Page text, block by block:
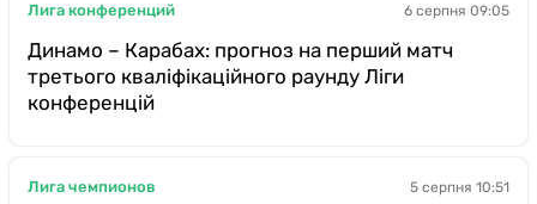
Лига конференций 6 серпня 09:05
Динамо – Карабах: прогноз на перший матч
третього кваліфікаційного раунду Ліги
конференцій
Лига чемпионов 5 серпня 10:51